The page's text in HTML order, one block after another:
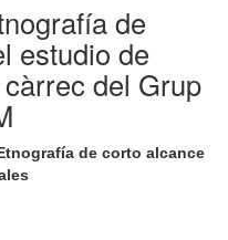
de
estudio de
del Grup
de corto alcance